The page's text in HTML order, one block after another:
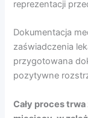
reprezentacji
Dokumentacja
zaświadczenia
przygotowana
pozytywne
Cały proces